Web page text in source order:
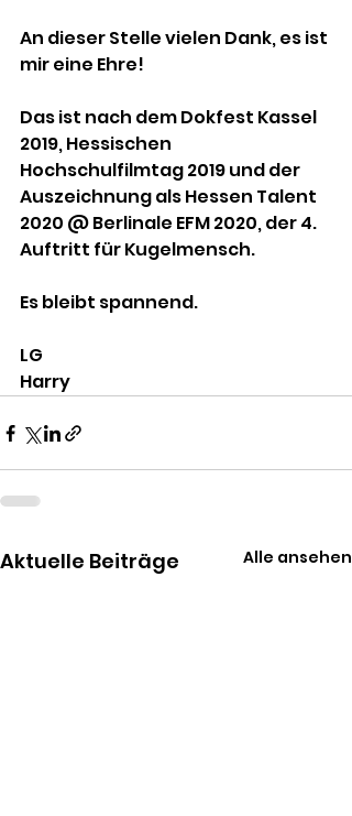
An dieser Stelle vielen Dank, es ist
mir eine Ehre!
Das ist nach dem Dokfest Kassel
2019, Hessischen
Hochschulfilmtag 2019 und der
Auszeichnung als Hessen Talent
2020 @ Berlinale EFM 2020, der 4.
Auftritt für Kugelmensch.
Es bleibt spannend.
LG
Harry
Aktuelle Beiträge Alle ansehen